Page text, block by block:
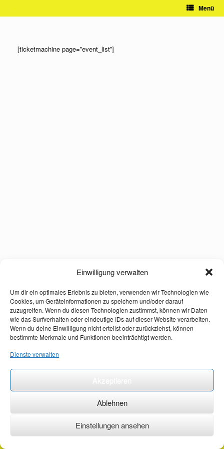
Einwilligung verwalten
Um dir ein optimales Erlebnis zu bieten, verwenden wir Technologien wie
Cookies, um Geräteinformationen zu speichern und/oder darauf
zuzugreifen. Wenn du diesen Technologien zustimmst, können wir Daten
wie das Surfverhalten oder eindeutige IDs auf dieser Website verarbeiten.
Wenn du deine Einwilligung nicht erteilst oder zurückziehst, können
bestimmte Merkmale und Funktionen beeinträchtigt werden.
Dienste verwalten
Ablehnen
Einstellungen ansehen
Menü
[ticketmachine page=”event_list”]
©2026 ·erstehilfekurs-mauch.de ·AGB ·Datenschutzerklärung ·Impressum ·